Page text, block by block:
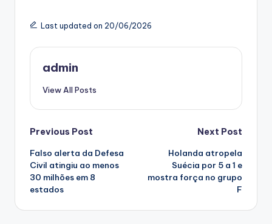
Last updated on 20/06/2026
admin
View All Posts
Post
navigation
Previous Post
Falso alerta da Defesa
Civil atingiu ao menos
30 milhões em 8
estados
Next Post
Holanda atropela
Suécia por 5 a 1 e
mostra força no grupo
F